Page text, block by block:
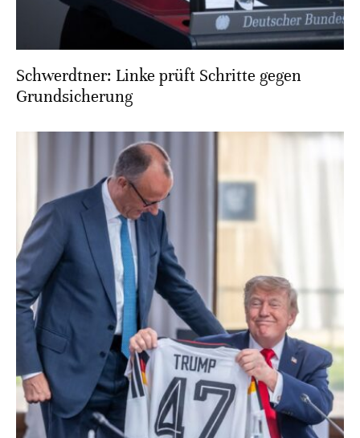
Schwerdtner: Linke prüft Schritte gegen
Grundsicherung